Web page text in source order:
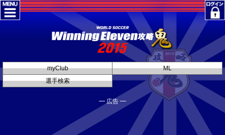
myClub
ML
選手検索
━ 広告 ━